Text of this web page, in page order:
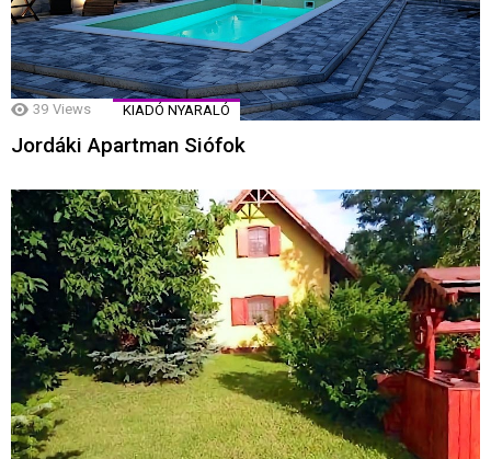
39 Views KIADÓ NYARALÓ
Jordáki Apartman Siófok